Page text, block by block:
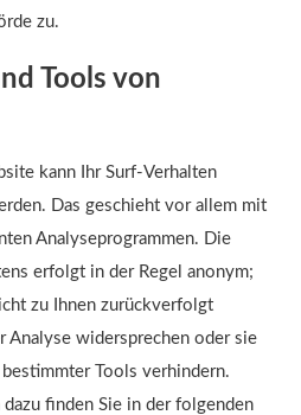
zu.
Tools von
kann Ihr Surf-Verhalten
Das geschieht vor allem mit
Analyseprogrammen. Die
erfolgt in der Regel anonym;
zu Ihnen zurückverfolgt
Analyse widersprechen oder sie
Tools verhindern.
finden Sie in der folgenden